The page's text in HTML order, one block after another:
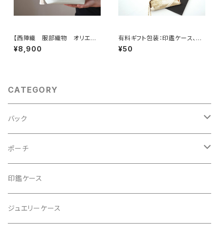
【西陣織 服部織物 オリエン
ト更紗 華紋様 薄グリーン・シ
ルバー シルク帯リメイク トー
¥8,900
有料ギフト包装：印鑑ケース、ミ
ニジュエリケース用ミニショッピ
ングバック
¥50
CATEGORY
バック
2Wayクラッチバッグ＆ハンドバッグ
ハンドバッグ・ショルダーバッグ
スマホショルダー、サコッシュ
ポーチ
コロンとした大容量コスメポーチ
ミニポーチ
印鑑ケース
ジュエリーケース